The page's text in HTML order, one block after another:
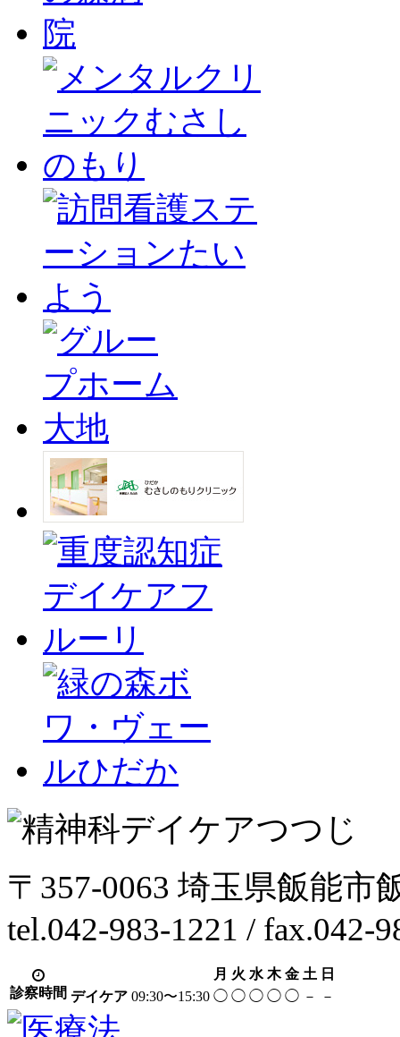
〒357-0063 埼玉県飯能市
tel.042-983-1221 / fax.042-
診察時間
月 火 水 木 金 土 日
デイケア 09:30〜15:30 ◯ ◯ ◯ ◯ ◯ － －